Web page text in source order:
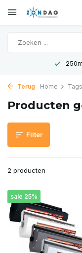
Terug Home Tags
Producten
Filter
2 producten
sale 25%